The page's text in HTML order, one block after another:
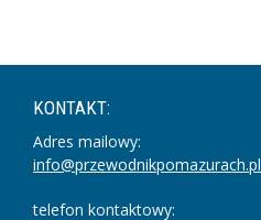
KONTAKT:
Adres mailowy:
info@przewodnikpomazurach.pl
telefon kontaktowy: